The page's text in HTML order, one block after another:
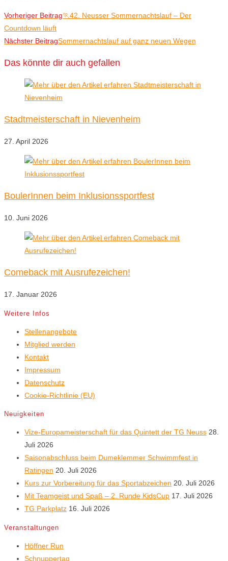
Vorheriger Beitrag🏃42. Neusser Sommernachtslauf – Der
Countdown läuft
Nächster BeitragSommernachtslauf auf ganz neuen Wegen
Das könnte dir auch gefallen
Stadtmeisterschaft in Nievenheim
27. April 2026
BoulerInnen beim Inklusionssportfest
10. Juni 2026
Comeback mit Ausrufezeichen!
17. Januar 2026
Weitere Infos
Stellenangebote
Mitglied werden
Kontakt
Impressum
Datenschutz
Cookie-Richtlinie (EU)
Neuigkeiten
Vize-Europameisterschaft für das Quintett der TG Neuss 28.
Juli 2026
Saisonabschluss beim Dumeklemmer Schwimmfest in
Ratingen 20. Juli 2026
Kurs zur Vorbereitung für das Sportabzeichen 20. Juli 2026
Mit Teamgeist und Spaß – 2. Runde KidsCup 17. Juli 2026
TG Parkplatz 16. Juli 2026
Veranstaltungen
Höffner Run
Schnuppertag